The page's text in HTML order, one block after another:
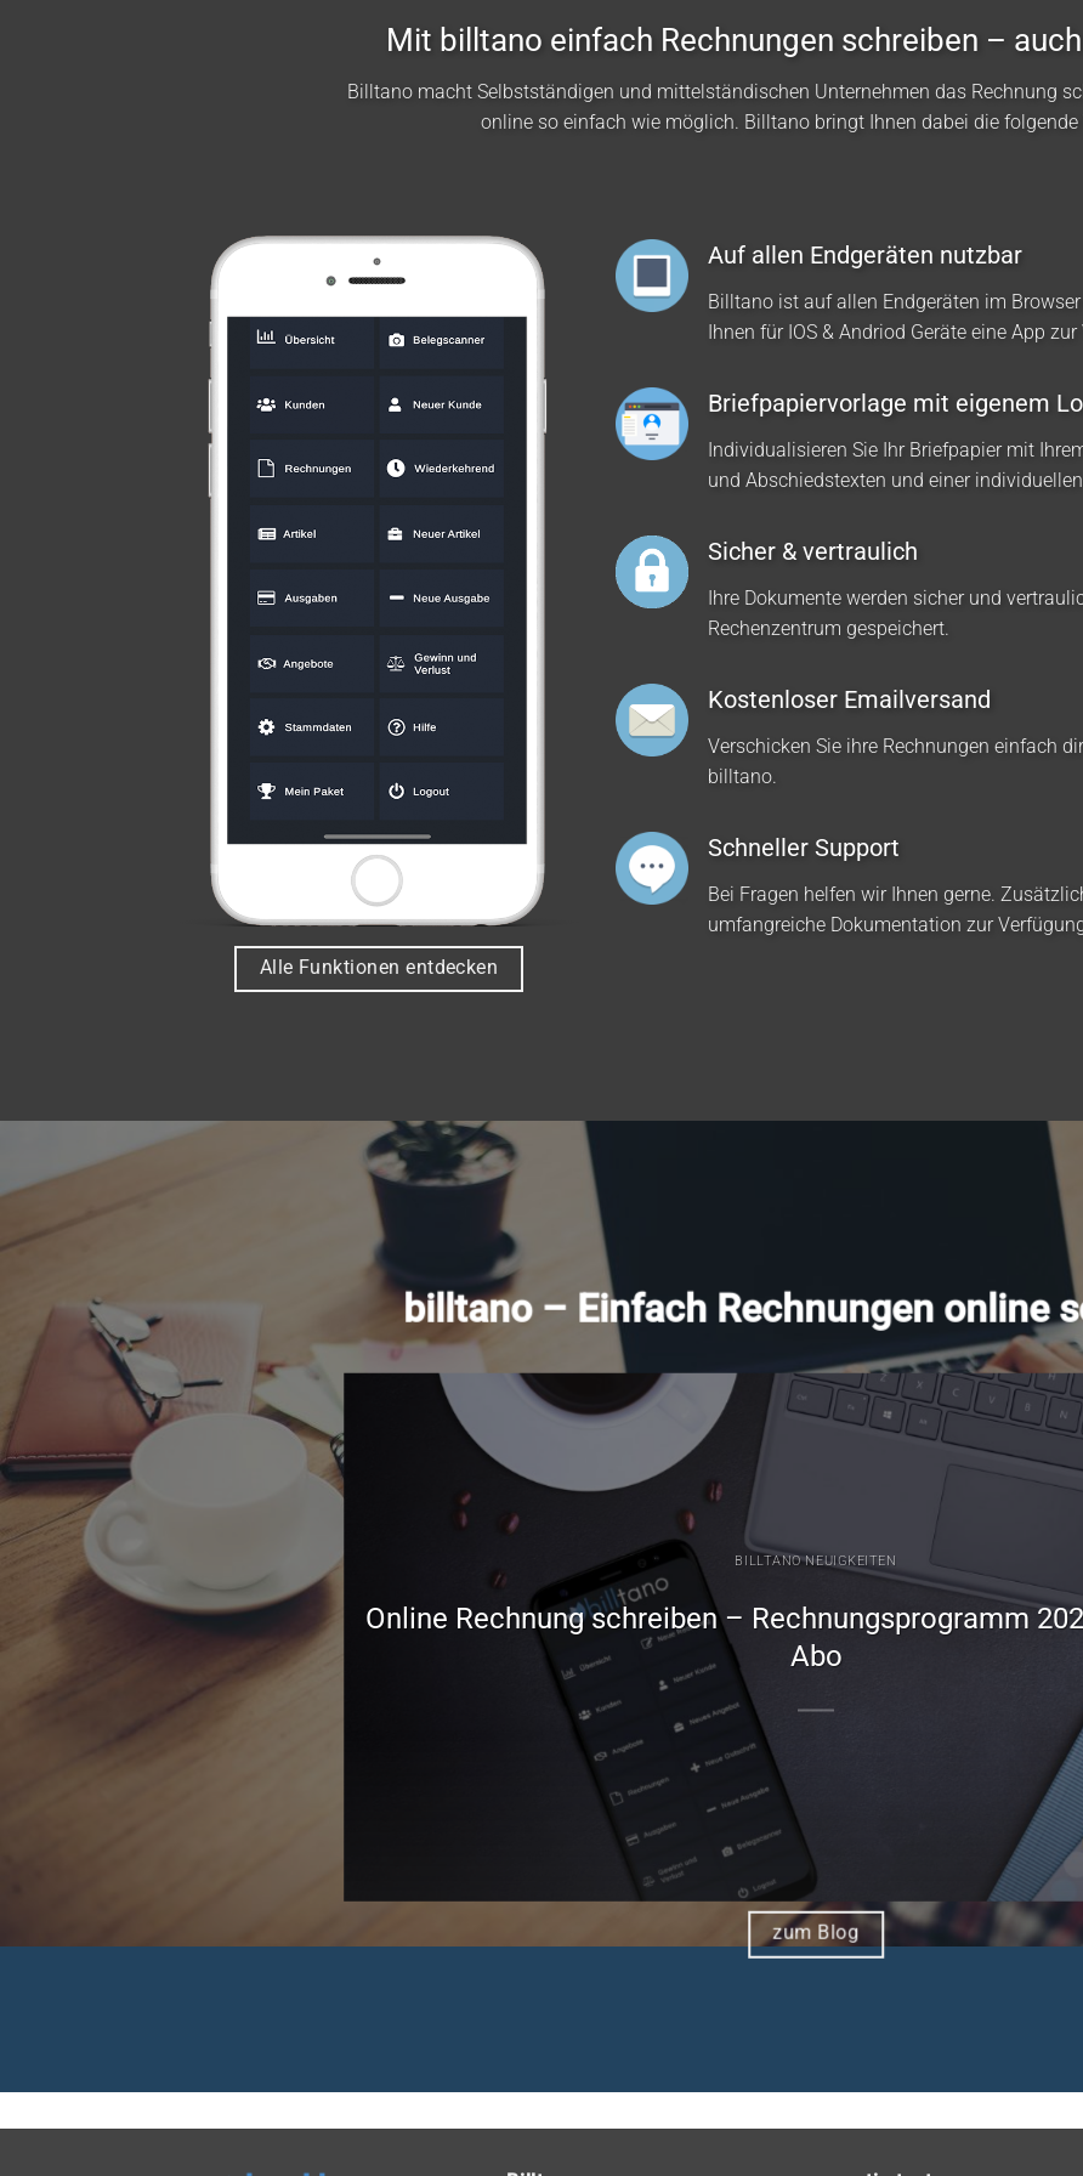
Mit billtano einfach Rechnungen schreiben –
Billtano macht Selbstständigen und mittelständischen Unternehmen das Rechnung
online so einfach wie möglich. Billtano bringt Ihnen dabei die folgende
Alle Funktionen entdecken
Auf allen Endgeräten nutzbar
Billtano ist auf allen Endgeräten im
Ihnen für IOS & Andriod Geräte eine App zur
Briefpapiervorlage mit eigenem
Individualisieren Sie Ihr Briefpapier mit
und Abschiedstexten und einer
Sicher & vertraulich
Ihre Dokumente werden sicher und
Rechenzentrum gespeichert.
Kostenloser Emailversand
Verschicken Sie ihre Rechnungen einfach
billtano.
Schneller Support
Bei Fragen helfen wir Ihnen gerne.
umfangreiche Dokumentation zur
billtano – Einfach Rechnungen online
BILLTANO NEUIGKEITEN
Online Rechnung schreiben – Rechnungsprogramm
Abo
zum Blog